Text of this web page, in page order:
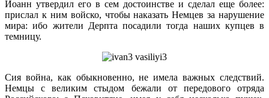
Иоанн утвердил его в сем достоинстве и сделал еще более:
прислал к ним войско, чтобы наказать Немцев за нарушение
мира: ибо жители Дерпта посадили тогда наших купцев в
темницу.
Сия война, как обыкновенно, не имела важных следствий.
Немцы с великим стыдом бежали от передового отряда